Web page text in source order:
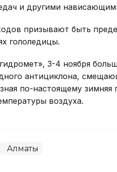
и другими
призывают быть
гололедицы.
3-4 ноября
антициклона,
по-настоящему
воздуха.
Алматы